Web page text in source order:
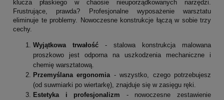
klucza płaskiego w chaosie nieuporządkowanych narzędzi.
Frustrujące, prawda? Profesjonalne wyposażenie warsztatu
eliminuje te problemy. Nowoczesne konstrukcje łączą w sobie trzy
cechy.
Wyjątkowa trwałość - stalowa konstrukcja malowana
proszkowo jest odporna na uszkodzenia mechaniczne i
chemię warsztatową.
Przemyślana ergonomia - wszystko, czego potrzebujesz
(od suwmiarki po wiertarkę), znajduje się w zasięgu ręki.
Estetyka i profesjonalizm - nowoczesne zestawienie